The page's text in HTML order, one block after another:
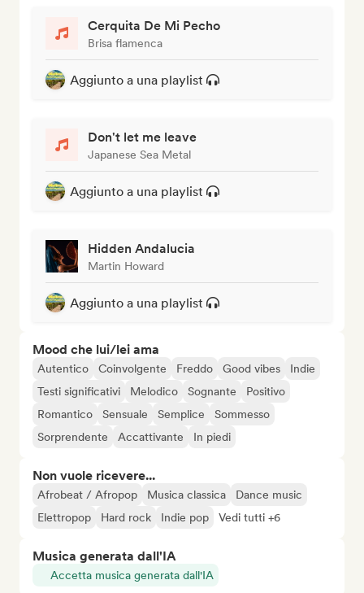
Cerquita De Mi Pecho
Brisa flamenca
Aggiunto a una playlist
Don't let me leave
Japanese Sea Metal
Aggiunto a una playlist
Hidden Andalucia
Martin Howard
Aggiunto a una playlist
Mood che lui/lei ama
Autentico Coinvolgente Freddo Good vibes
Indie
Testi significativi
Melodico Sognante
Positivo
Romantico
Sensuale Semplice
Sommesso
Sorprendente
Accattivante In piedi
Non vuole ricevere...
Afrobeat / Afropop Musica classica
Dance music
Elettropop
Hard rock Indie pop Vedi tutti +6
Musica generata dall'IA
Accetta musica generata dall'IA